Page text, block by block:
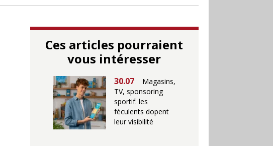
Ces articles pourraient
vous intéresser
30.07
Magasins,
TV, sponsoring
sportif: les
féculents dopent
leur visibilité